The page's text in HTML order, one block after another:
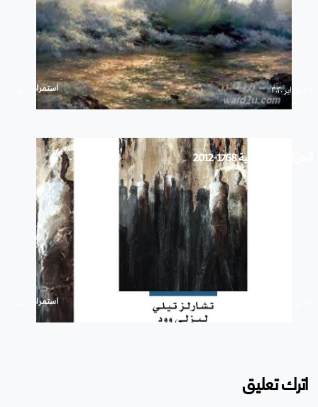
استمرار
الحركات الاجتماعية 1768-2012
استمرار
اترك تعليق